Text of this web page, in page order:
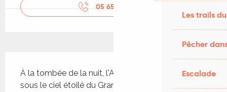
Les trails
Pêcher
Escalade
05 65 34 06
À la tombée de la nuit, l'Astrolabe fait son cinéma
sous le ciel étoilé du Grand-Figeac ! (Des